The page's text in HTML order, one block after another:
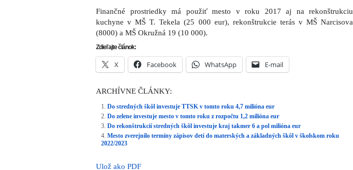
Finančné prostriedky má použiť mesto v roku 2017 aj na rekonštrukciu
kuchyne v MŠ T. Tekela (25 000 eur), rekonštrukcie terás v MŠ Narcisova
(8000) a MŠ Okružná 19 (10 000).
Zdieľajte článok:
X Facebook WhatsApp E-mail
ARCHÍVNE ČLÁNKY:
Do stredných škôl investuje TTSK v tomto roku 4,7 milióna eur
Do zelene investuje mesto v tomto roku z rozpočtu 1,2 milióna eur
Do rekonštrukcií stredných škôl investuje kraj takmer 6 a pol milióna eur
Mesto zverejnilo termíny zápisov detí do materských a základných škôl v školskom roku
2022/2023
Ulož ako PDF